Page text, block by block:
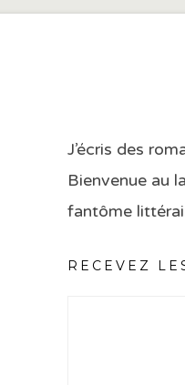
J’écris des
Bienvenue au
fantôme
RECEVEZ